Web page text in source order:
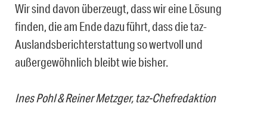
Wir sind davon überzeugt, dass wir eine Lösung
finden, die am Ende dazu führt, dass die taz-
Auslandsberichterstattung so wertvoll und
außergewöhnlich bleibt wie bisher.
Ines Pohl & Reiner Metzger, taz-Chefredaktion